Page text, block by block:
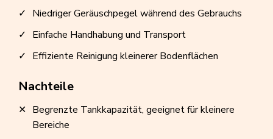
Niedriger Geräuschpegel während des Gebrauchs
Einfache Handhabung und Transport
Effiziente Reinigung kleinerer Bodenflächen
Nachteile
Begrenzte Tankkapazität, geeignet für kleinere
Bereiche